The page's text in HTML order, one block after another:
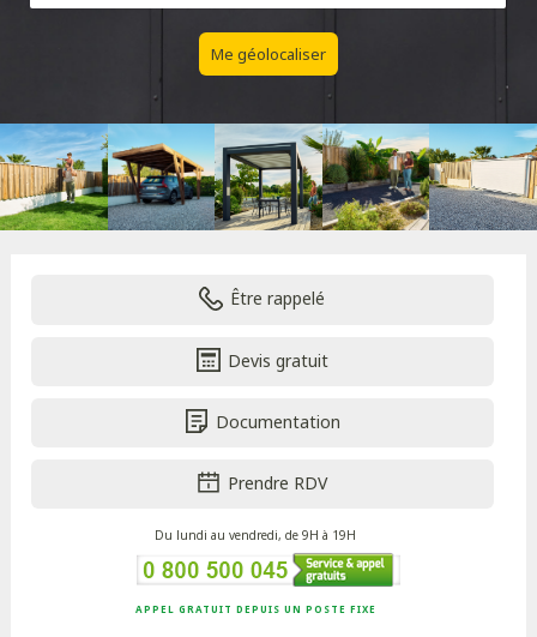
Me géolocaliser
Être rappelé
Devis gratuit
Documentation
Prendre RDV
Du lundi au vendredi, de 9H à 19H
APPEL GRATUIT DEPUIS UN POSTE FIXE